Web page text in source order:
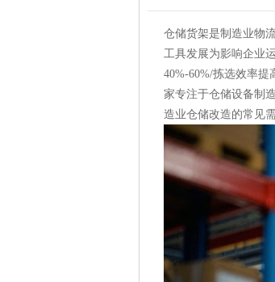
仓储货架是制造业物
工具发展为影响企业
40%-60%/拣选效率提
家专注于仓储设备制
造业仓储改造的常见